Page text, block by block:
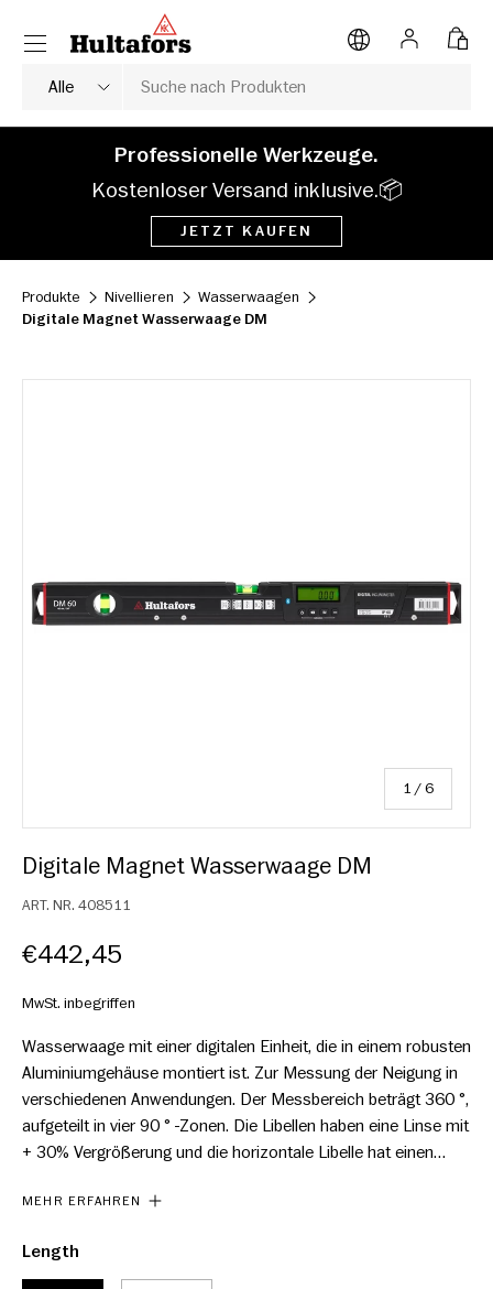
DIREKT ZUM INHALT
Suche
Produkttyp
Alle
Anmelden
Menü
Professionelle Werkzeuge.
Kostenloser Versand inklusive.📦
JETZT KAUFEN
Produkte Nivellieren
Wasserwaagen
Digitale Magnet Wasserwaage DM
1 /von
6
Digitale Magnet Wasserwaage DM
ART. NR. 408511
€442,45
MwSt. inbegriffen
Wasserwaage mit einer digitalen Einheit, die in einem robusten
Aluminiumgehäuse montiert ist. Zur Messung der Neigung in
verschiedenen Anwendungen. Der Messbereich beträgt 360 °,
aufgeteilt in vier 90 ° -Zonen. Die Libellen haben eine Linse mit
+ 30% Vergrößerung und die horizontale Libelle hat einen
automatische Abschaltung nach 5 Minuten.
MEHR ERFAHREN
Length